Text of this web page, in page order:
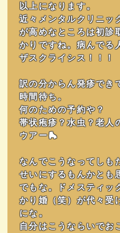
以上になります。
近々メンタルクリニッ
が高めなところは初診
かりですね。病んでる
ザスクライシス！！！
訳の分からん発疹でき
時間待ち。
何のための予約や？
帯状疱疹？水虫？老人
ウアー🛼
なんでこうなってしも
せいにするもんかとも
でもな。ドメスティッ
かり婚（笑）が代々受
にな。
自分はこうならいでお